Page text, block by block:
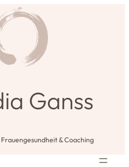
Ganss
& Coaching